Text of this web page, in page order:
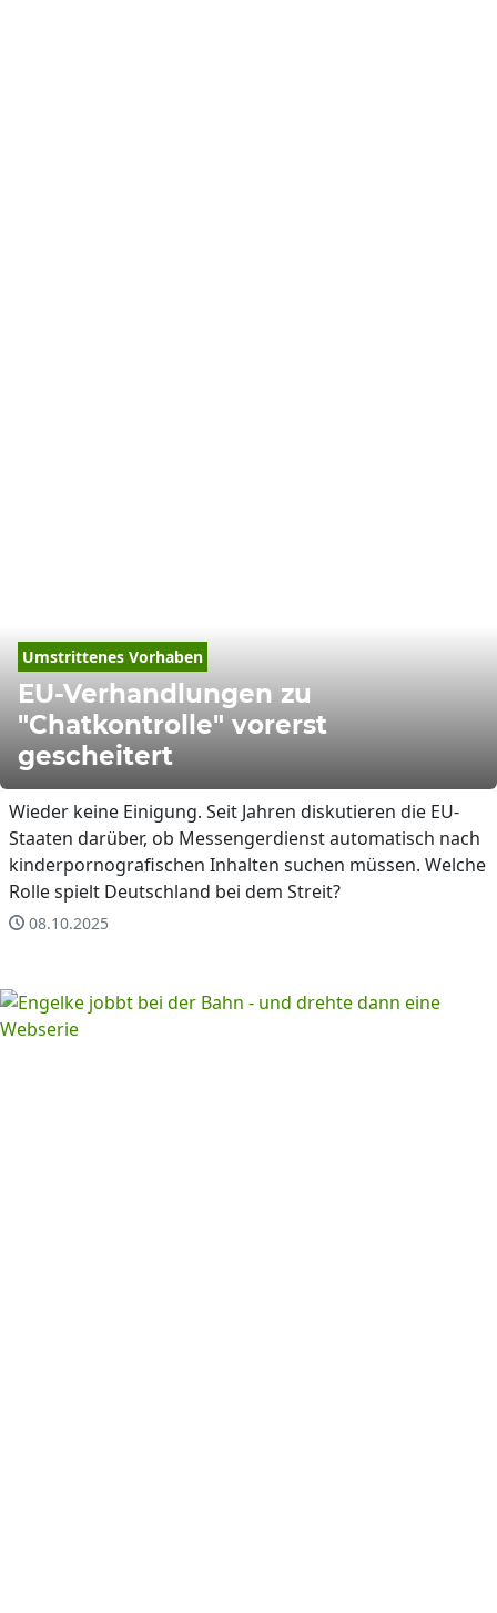
Umstrittenes Vorhaben
EU-Verhandlungen zu
"Chatkontrolle" vorerst
gescheitert
Wieder keine Einigung. Seit Jahren diskutieren die EU-
Staaten darüber, ob Messengerdienst automatisch nach
kinderpornografischen Inhalten suchen müssen. Welche
Rolle spielt Deutschland bei dem Streit?
08.10.2025